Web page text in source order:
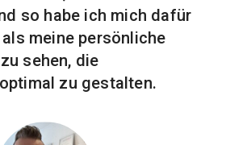
so habe ich mich dafür
meine persönliche
sehen, die
zu gestalten.